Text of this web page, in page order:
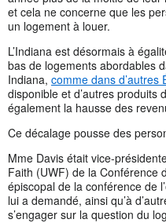
et cela ne concerne que les
un logement à louer.
L’Indiana est désormais à
bas de logements abordables
Indiana, comme dans d’autres
disponible et d’autres produits
également la hausse des
Ce décalage pousse des
Mme Davis était vice-
Faith (UWF) de la Conférence
épiscopal de la conférence de
lui a demandé, ainsi qu’à
s’engager sur la question du